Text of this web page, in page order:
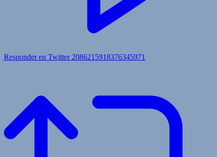
Responder en Twitter 2086215918376345971